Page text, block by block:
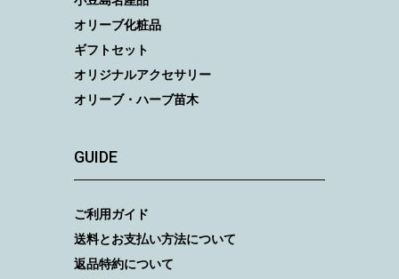
オリーブ化粧品
ギフトセット
オリジナルアクセサリー
オリーブ・ハーブ苗木
GUIDE
ご利用ガイド
送料とお支払い方法について
返品特約について